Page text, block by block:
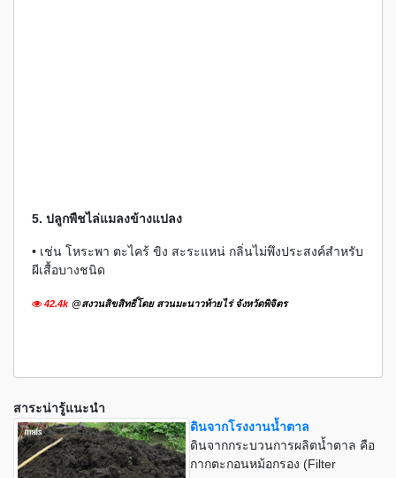
5. ปลูกพืชไล่แมลงข้างแปลง
• เช่น โหระพา ตะไคร้ ขิง สะระแหน่ กลิ่นไม่พึงประสงค์สำหรับ
ผีเสื้อบางชนิด
42.4k @สงวนสิขสิทธิ์โดย สวนมะนาวท้ายไร่ จังหวัดพิจิตร
สาระน่ารู้แนะนำ
ดินจากโรงงานน้ำตาล
ดินจากกระบวนการผลิตน้ำตาล คือ
กากตะกอนหม้อกรอง (Filter